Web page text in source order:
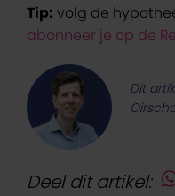
Tip: volg de
abonneer je op de
Dit
Deel dit artikel: